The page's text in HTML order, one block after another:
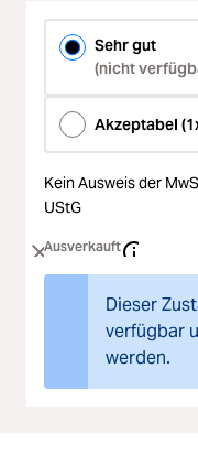
Loading...
Second
Loading...
SALE
Loading...
Sehr gut
(nicht
Akzeptabel
Kein Ausweis der
UStG
Ausverkauft
Dieser
verfügbar
werden.